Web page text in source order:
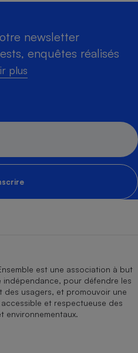
newsletter
enquêtes réalisés
plus
est une association à but
pour défendre les
des usagers, et promouvoir une
et respectueuse des
environnementaux.